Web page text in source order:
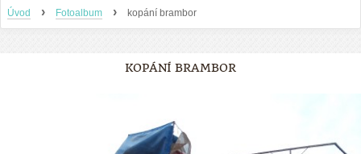
Úvod › Fotoalbum › kopání brambor
KOPÁNÍ BRAMBOR